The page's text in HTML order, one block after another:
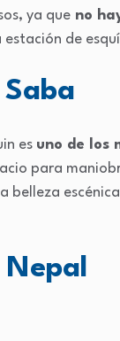
ya que no
de
es uno de los
para
belleza